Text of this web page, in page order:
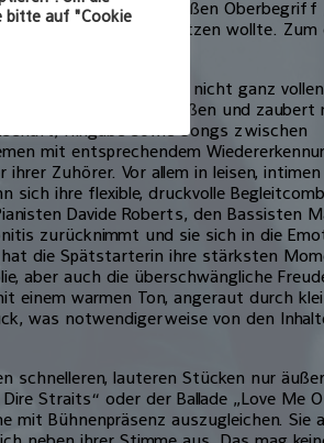
Stück, das den großen Oberbegriff
sie schon immer besetzen wollte. Zum
Jasmin Bayer wirkt im nicht ganz vollen
authentisch, kann mitreißen und zaubert
Hingabe sowie Songs zwischen
mit entsprechendem
Zuhörer. Vor allem in leisen, intimen
sich ihre flexible, druckvolle
Davide Roberts, den Bassisten
zurücknimmt und sie sich in die
die Spätstarterin ihre stärksten
aber auch die überschwängliche
einem warmen Ton, angeraut durch
was notwendigerweise von den
schnelleren, lauteren Stücken nur
Straits“ oder der Ballade „Love Me
mit Bühnenpräsenz auszugleichen. Sie
bitte auf "Cookie